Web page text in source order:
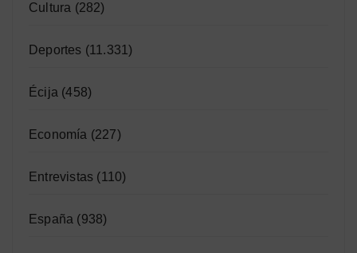
Cultura (282)
Deportes (11.331)
Écija (458)
Economía (227)
Entrevistas (110)
España (938)